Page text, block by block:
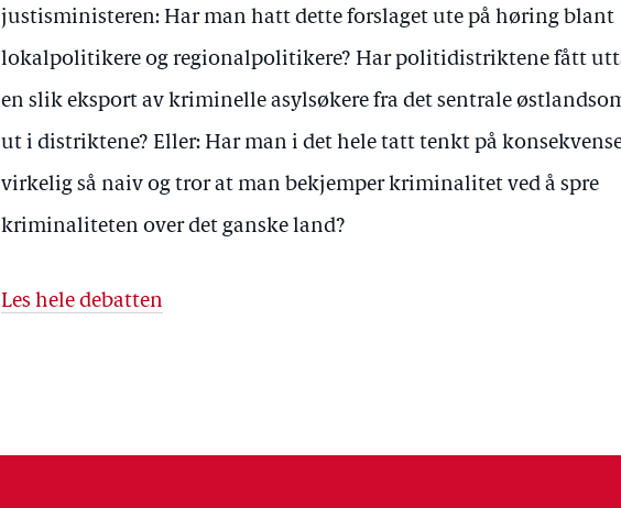
justisministeren: Har man hatt dette forslaget ute på høring blant
lokalpolitikere og regionalpolitikere? Har politidistriktene fått
en slik eksport av kriminelle asylsøkere fra det sentrale
ut i distriktene? Eller: Har man i det hele tatt tenkt på
virkelig så naiv og tror at man bekjemper kriminalitet ved å spre
kriminaliteten over det ganske land?
Les hele debatten